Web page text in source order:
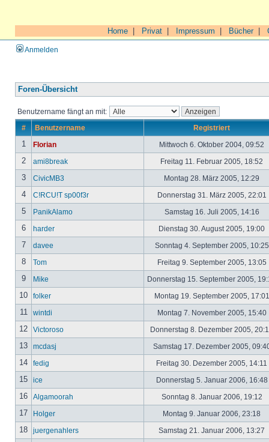
Home Privat Impressum Bücher|
Anmelden
Foren-Übersicht
Benutzername fängt an mit:
# Benutzername Registriert
1 Florian Mittwoch 6. Oktober 2004, 09:52
2 ami8break Freitag 11. Februar 2005, 18:52
3 CivicMB3 Montag 28. März 2005, 12:29
4 C!RCU!T sp00f3r Donnerstag 31. März 2005, 22:01
5 PanikAlamo Samstag 16. Juli 2005, 14:16
6 harder Dienstag 30. August 2005, 19:00
7 davee Sonntag 4. September 2005,
8 Tom Freitag 9. September 2005, 13:05
9 Mike Donnerstag 15. September 2005,
10 folker Montag 19. September 2005,
11 wintdi Montag 7. November 2005, 15:40
12 Victoroso Donnerstag 8. Dezember 2005,
13 mcdasj Samstag 17. Dezember 2005,
14 fedig Freitag 30. Dezember 2005, 14:11
15 ice Donnerstag 5. Januar 2006, 16:48
16 Algamoorah Sonntag 8. Januar 2006, 19:12
17 Holger Montag 9. Januar 2006, 23:18
18 juergenahlers Samstag 21. Januar 2006, 13:27